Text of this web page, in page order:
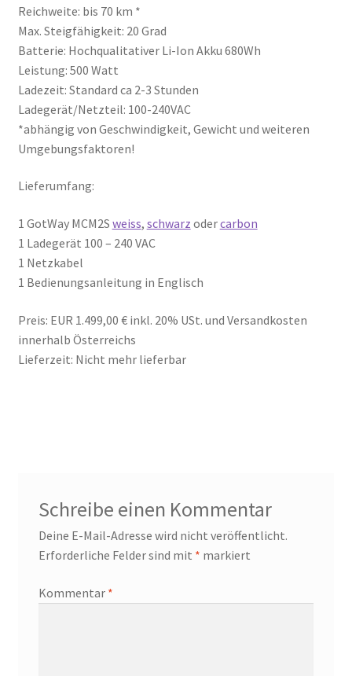
Reichweite: bis 70 km *
Max. Steigfähigkeit: 20 Grad
Batterie: Hochqualitativer Li-Ion Akku 680Wh
Leistung: 500 Watt
Ladezeit: Standard ca 2-3 Stunden
Ladegerät/Netzteil: 100-240VAC
*abhängig von Geschwindigkeit, Gewicht und weiteren
Umgebungsfaktoren!
Lieferumfang:
1 GotWay MCM2S weiss, schwarz odercarbon
1 Ladegerät 100 – 240 VAC
1 Netzkabel
1 Bedienungsanleitung in Englisch
Preis: EUR 1.499,00 € inkl. 20% USt. und Versandkosten
innerhalb Österreichs
Lieferzeit: Nicht mehr lieferbar
Schreibe einen Kommentar
Deine E-Mail-Adresse wird nicht veröffentlicht.
Erforderliche Felder sind mit * markiert
Kommentar *